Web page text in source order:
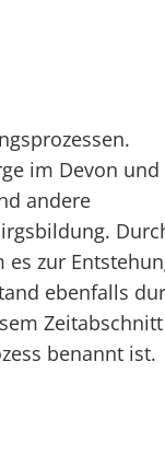
im Devon und
andere
es zur
ebenfalls
Zeitabschnitt
benannt ist.